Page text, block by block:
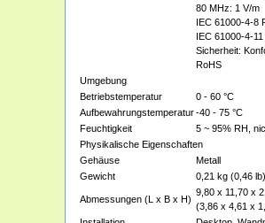
80 MHz: 1 V/m
IEC 61000-4-8
IEC 61000-4-
Sicherheit:
RoHS
Umgebung
Betriebstemperatur
0 - 60 °C
Aufbewahrungstemperatur -40 - 75 °C
Feuchtigkeit
5 ~ 95% RH,
Physikalische Eigenschaften
Gehäuse
Metall
Gewicht
0,21 kg (0,46 lb)
Abmessungen (L x B x H)
9,80 x 11,70 x
(3,86 x 4,61 x